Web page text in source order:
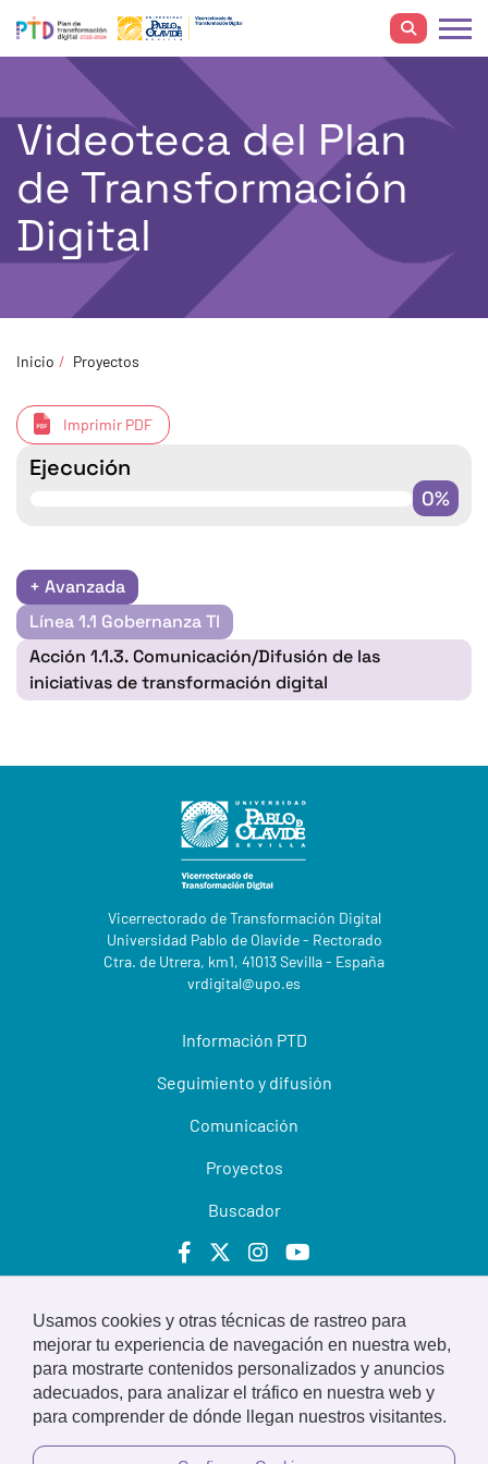
Usamos cookies y otras técnicas de rastreo para
mejorar tu experiencia de navegación en nuestra web,
para mostrarte contenidos personalizados y anuncios
adecuados, para analizar el tráfico en nuestra web y
para comprender de dónde llegan nuestros visitantes.
Videoteca del Plan
de Transformación
Digital
Inicio Proyectos
Ejecución
0%
Imprimir PDF
+ Avanzada
Línea 1.1 Gobernanza Tl
Acción 1.1.3. Comunicación/Difusión de las
iniciativas de transformación digital
Vicerrectorado de Transformación Digital
Universidad Pablo de Olavide - Rectorado
Ctra. de Utrera, km1, 41013 Sevilla - España
vrdigital@upo.es
Información PTD
Seguimiento y difusión
Comunicación
Proyectos
Buscador
© 2022 Universidad Pablo de Olavide
Aviso legal
Privacidad
Política de cookies